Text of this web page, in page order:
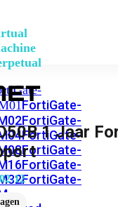
FortiGate-
FortiGate-
FortiGate-
FortiGate-
FortiGate-
FortiGate-
1 Jaar
12